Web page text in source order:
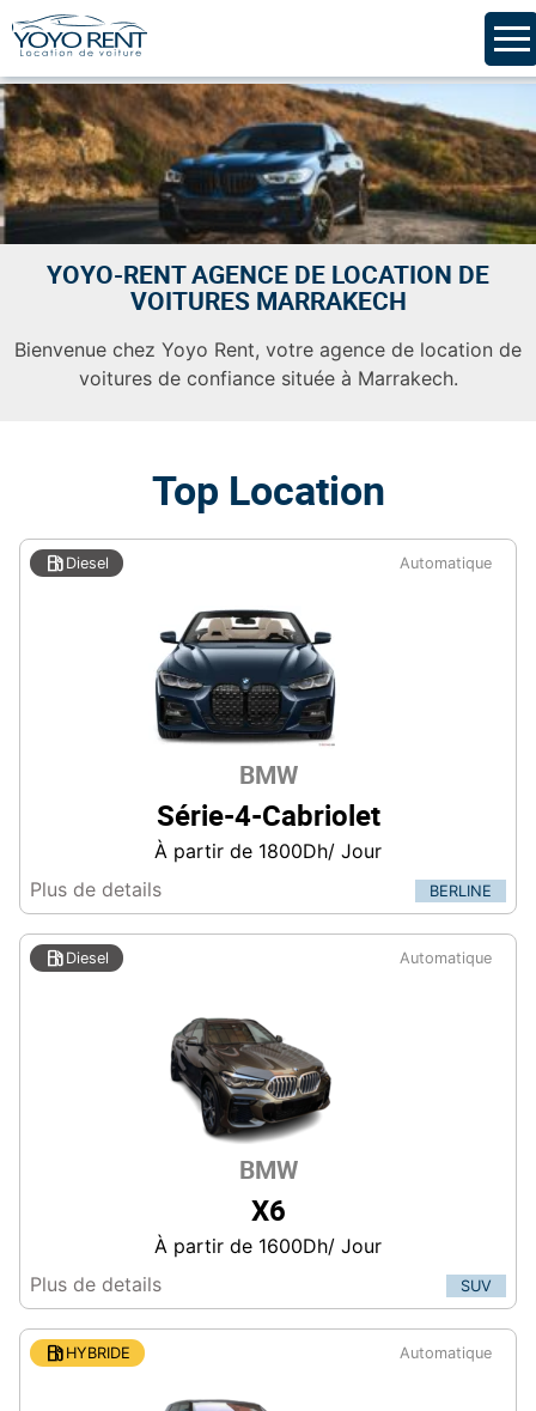
Skip
to
content
YOYO-RENT AGENCE DE LOCATION DE
VOITURES MARRAKECH
Bienvenue chez Yoyo Rent, votre agence de location de
voitures de confiance située à Marrakech.
Top Location
 Diesel Automatique
BMW
Série-4-Cabriolet
À partir de 1800Dh/ Jour
Plus de details
BERLINE
 Diesel Automatique
BMW
X6
À partir de 1600Dh/ Jour
Plus de details
SUV
 HYBRIDE Automatique